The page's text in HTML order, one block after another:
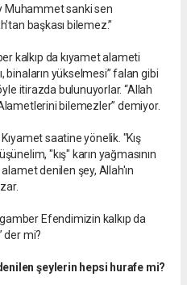
Muhammet sanki sen
başkası bilemez.”
kalkıp da kıyamet alameti
binaların yükselmesi” falan gibi
itirazda bulunuyorlar. “Allah
bilemezler” demiyor.
saatine yönelik. "Kış
"kış" karın yağmasının
denilen şey, Allah'ın
Efendimizin kalkıp da
der mi?
şeylerin hepsi hurafe mi?